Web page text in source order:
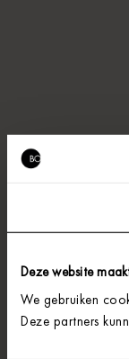
Deze website
We gebruiken
Deze partners